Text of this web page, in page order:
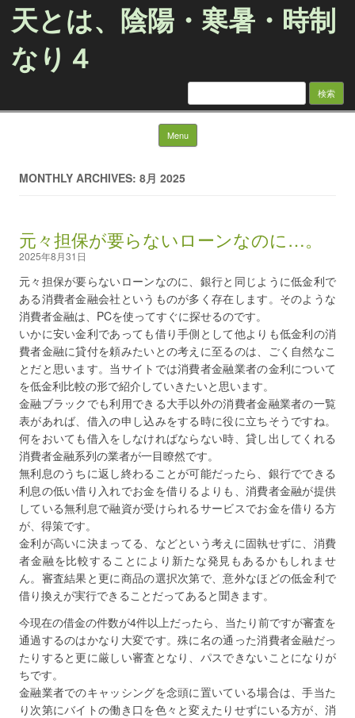
天とは、陰陽・寒暑・時制
なり４
検
Menu Skip to content
MONTHLY ARCHIVES: 8月 2025
元々担保が要らないローンなのに…。
2025年8月31日
元々担保が要らないローンなのに、銀行と同じように低金利で
ある消費者金融会社というものが多く存在します。そのような
消費者金融は、PCを使ってすぐに探せるのです。
いかに安い金利であっても借り手側として他よりも低金利の消
費者金融に貸付を頼みたいとの考えに至るのは、ごく自然なこ
とだと思います。当サイトでは消費者金融業者の金利について
を低金利比較の形で紹介していきたいと思います。
金融ブラックでも利用できる大手以外の消費者金融業者の一覧
表があれば、借入の申し込みをする時に役に立ちそうですね。
何をおいても借入をしなければならない時、貸し出してくれる
消費者金融系列の業者が一目瞭然です。
無利息のうちに返し終わることが可能だったら、銀行でできる
利息の低い借り入れでお金を借りるよりも、消費者金融が提供
している無利息で融資が受けられるサービスでお金を借りる方
が、得策です。
金利が高いに決まってる、などという考えに固執せずに、消費
者金融を比較することにより新たな発見もあるかもしれませ
ん。審査結果と更に商品の選択次第で、意外なほどの低金利で
借り換えが実行できることだってあると聞きます。
今現在の借金の件数が4件以上だったら、当たり前ですが審査を
通過するのはかなり大変です。殊に名の通った消費者金融だっ
たりすると更に厳しい審査となり、パスできないことになりが
ちです。
金融業者でのキャッシングを念頭に置いている場合は、手当た
り次第にバイトの働き口を色々と変えたりせずにいる方が、消